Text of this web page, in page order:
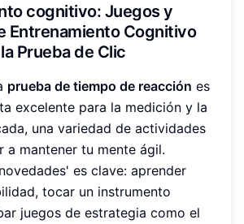
cognitivo: Juegos y
Entrenamiento Cognitivo
Prueba de Clic
prueba de tiempo de reacción es
excelente para la medición y la
una variedad de actividades
a mantener tu mente ágil.
es clave: aprender
tocar un instrumento
juegos de estrategia como el